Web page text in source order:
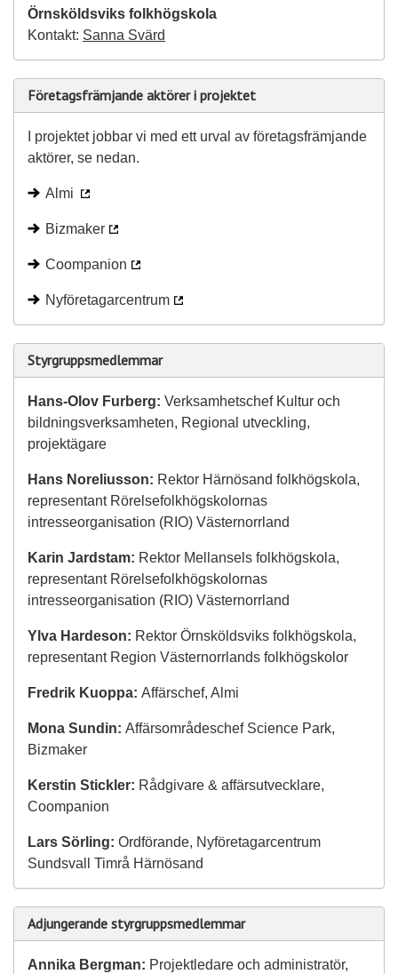
Örnsköldsviks folkhögskola
Kontakt: Sanna Svärd
Företagsfrämjande aktörer i projektet
I projektet jobbar vi med ett urval av företagsfrämjande
aktörer, se nedan.
Almi
Bizmaker
Coompanion
Nyföretagarcentrum
Styrgruppsmedlemmar
Hans-Olov Furberg: Verksamhetschef Kultur och
bildningsverksamheten, Regional utveckling,
projektägare
Hans Noreliusson: Rektor Härnösand folkhögskola,
representant Rörelsefolkhögskolornas
intresseorganisation (RIO) Västernorrland
Karin Jardstam: Rektor Mellansels folkhögskola,
representant Rörelsefolkhögskolornas
intresseorganisation (RIO) Västernorrland
Ylva Hardeson: Rektor Örnsköldsviks folkhögskola,
representant Region Västernorrlands folkhögskolor
Fredrik Kuoppa: Affärschef, Almi
Mona Sundin: Affärsområdeschef Science Park,
Bizmaker
Kerstin Stickler: Rådgivare & affärsutvecklare,
Coompanion
Lars Sörling: Ordförande, Nyföretagarcentrum
Sundsvall Timrå Härnösand
Adjungerande styrgruppsmedlemmar
Annika Bergman: Projektledare och administratör,